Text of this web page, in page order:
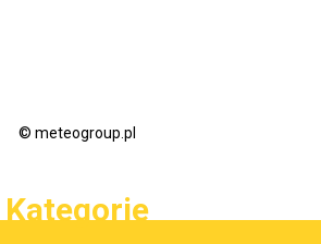
© meteogroup.pl
Kategorie